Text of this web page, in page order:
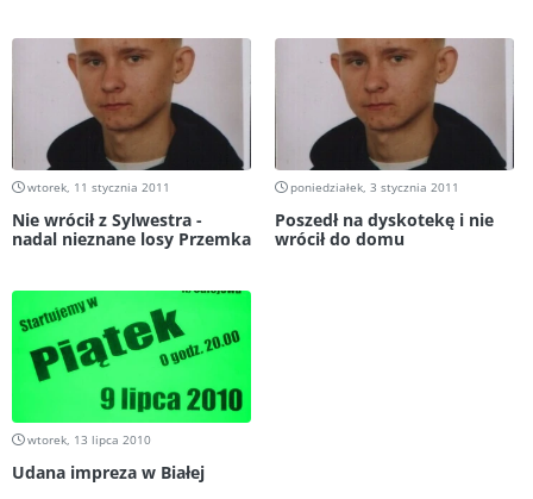
wtorek, 11 stycznia 2011
Nie wrócił z Sylwestra -
nadal nieznane losy Przemka
poniedziałek, 3 stycznia 2011
Poszedł na dyskotekę i nie
wrócił do domu
wtorek, 13 lipca 2010
Udana impreza w Białej